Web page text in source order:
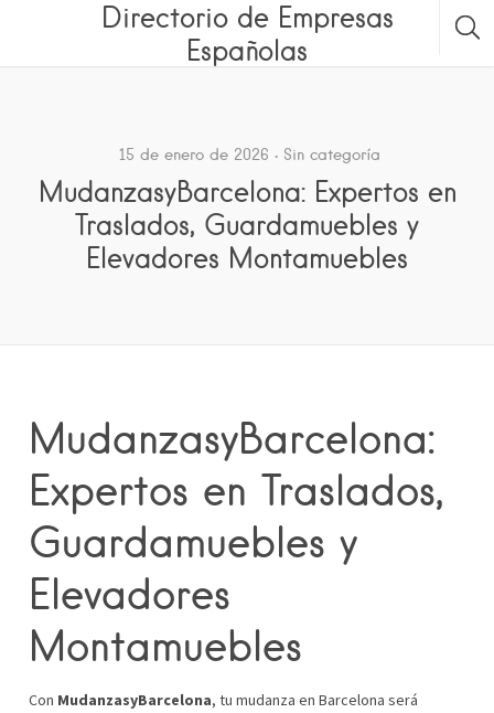
Directorio de Empresas
Españolas
15 de enero de 2026 Sin categoría
MudanzasyBarcelona: Expertos en
Traslados, Guardamuebles y
Elevadores Montamuebles
MudanzasyBarcelona:
Expertos en Traslados,
Guardamuebles y
Elevadores
Montamuebles
Con MudanzasyBarcelona, tu mudanza en Barcelona será